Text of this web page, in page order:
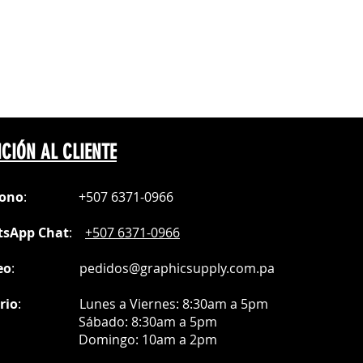
en superficies de silicon💔
AL CLIENTE
: +507 6371-0966
Chat: +507 6371-0966
: pedidos@graphicsupply.com.pa
: Lunes a Viernes: 8:30am a 5pm
: 8:30am a 5pm
10am a 2pm